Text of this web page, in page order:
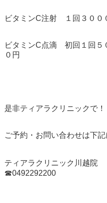
ビタミンC注射 １回３０
ビタミンC点滴 初回１回５
０円
是非ティアラクリニックで！
ご予約・お問い合わせは下
ティアラクリニック川越院
☎0492292200